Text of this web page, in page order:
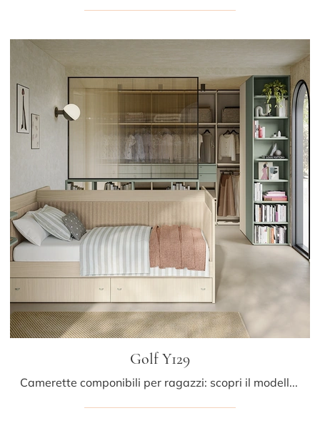
Golf Y129
Camerette componibili per ragazzi: scopri il modello in melaminico Golf Y129 di Colombini Casa per stanzette moderne.